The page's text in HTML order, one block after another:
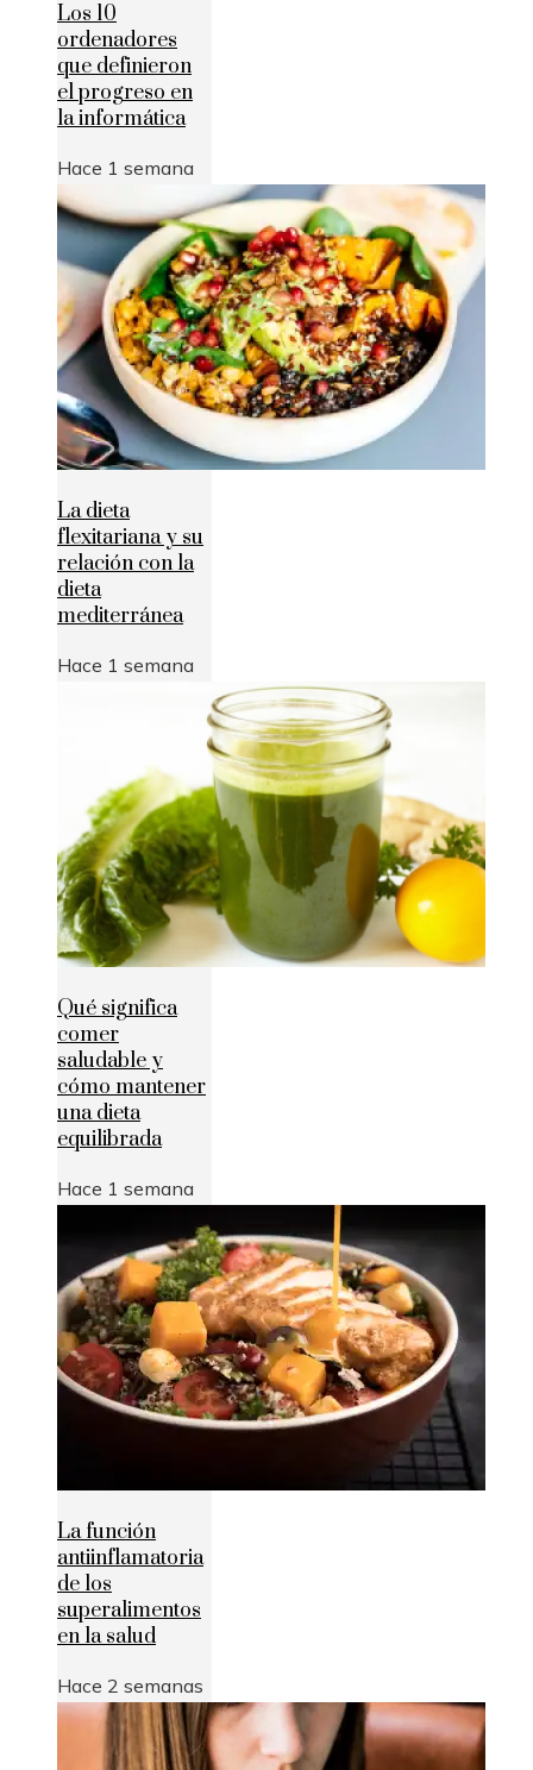
Los 10
ordenadores
que definieron
el progreso en
la informática
Hace 1 semana
La dieta
flexitariana y su
relación con la
dieta
mediterránea
Hace 1 semana
Qué significa
comer
saludable y
cómo mantener
una dieta
equilibrada
Hace 1 semana
La función
antiinflamatoria
de los
superalimentos
en la salud
Hace 2 semanas